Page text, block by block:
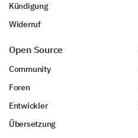
Kündigung
Widerruf
Open Source
Community
Foren
Entwickler
Übersetzung